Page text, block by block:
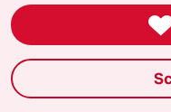
CM Chris McZott
Früher hätte
benutzt. Ich
auch bei den